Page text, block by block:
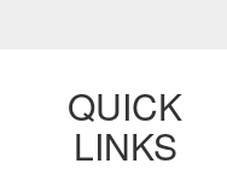
QUICK
LINKS